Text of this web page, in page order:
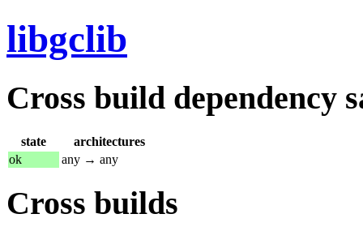
libgclib
Cross build dependency
state
architectures
ok
any → any
Cross builds